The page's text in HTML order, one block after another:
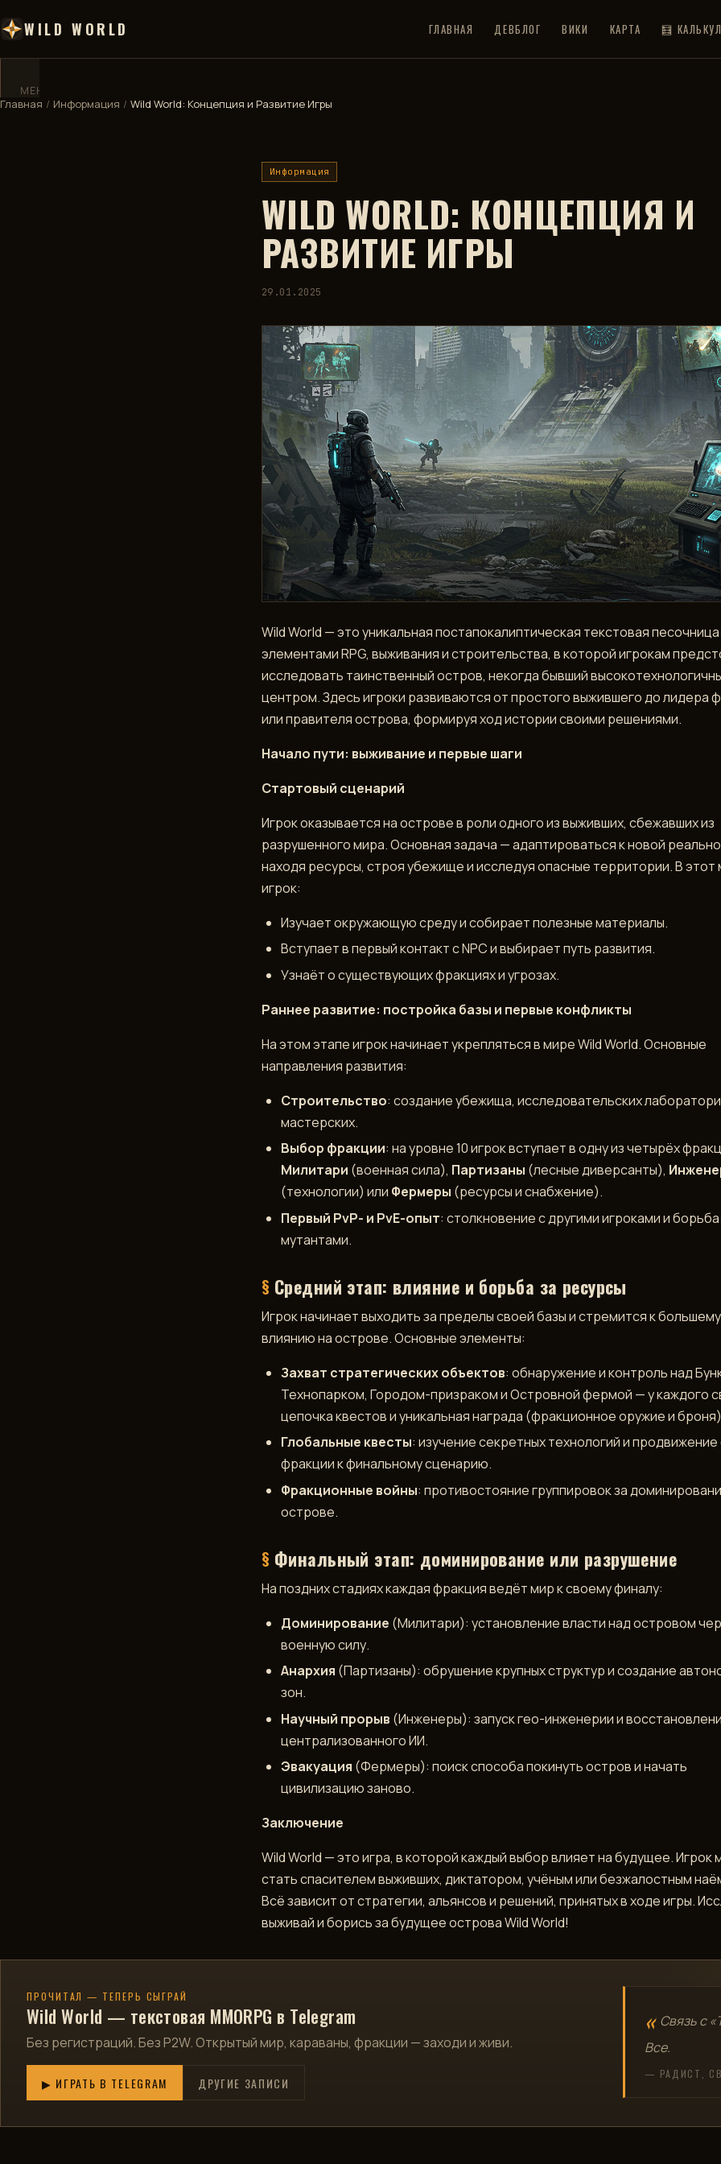
WILD WORLD ГЛАВНАЯ ДЕВБЛОГ ВИКИ КАРТА 🧮
МЕНЮ
Главная / Информация / Wild World: Концепция и Развитие Игры
Информация
WILD WORLD: КОНЦЕПЦИЯ И
РАЗВИТИЕ ИГРЫ
29.01.2025
Wild World — это уникальная постапокалиптическая текстовая
элементами RPG, выживания и строительства, в которой игрокам
исследовать таинственный остров, некогда бывший
центром. Здесь игроки развиваются от простого выжившего до лидера
или правителя острова, формируя ход истории своими решениями.
Начало пути: выживание и первые шаги
Стартовый сценарий
Игрок оказывается на острове в роли одного из выживших, сбежавших из
разрушенного мира. Основная задача — адаптироваться к новой
находя ресурсы, строя убежище и исследуя опасные территории. В
игрок:
Изучает окружающую среду и собирает полезные материалы.
Вступает в первый контакт с NPC и выбирает путь развития.
Узнаёт о существующих фракциях и угрозах.
Раннее развитие: постройка базы и первые конфликты
На этом этапе игрок начинает укрепляться в мире Wild World. Основные
направления развития:
Строительство: создание убежища, исследовательских
мастерских.
Выбор фракции: на уровне 10 игрок вступает в одну из четырёх
Милитари (военная сила), Партизаны (лесные диверсанты),
(технологии) или Фермеры (ресурсы и снабжение).
Первый PvP- и PvE-опыт: столкновение с другими игроками и
мутантами.
Средний этап: влияние и борьба за ресурсы
Игрок начинает выходить за пределы своей базы и стремится к большему
влиянию на острове. Основные элементы:
Захват стратегических объектов: обнаружение и контроль над
Технопарком, Городом-призраком и Островной фермой — у каждого
цепочка квестов и уникальная награда (фракционное оружие и
Глобальные квесты: изучение секретных технологий и
фракции к финальному сценарию.
Фракционные войны: противостояние группировок за
острове.
Финальный этап: доминирование или разрушение
На поздних стадиях каждая фракция ведёт мир к своему финалу:
Доминирование (Милитари): установление власти над островом
военную силу.
Анархия (Партизаны): обрушение крупных структур и создание
зон.
Научный прорыв (Инженеры): запуск гео-инженерии и
централизованного ИИ.
Эвакуация (Фермеры): поиск способа покинуть остров и начать
цивилизацию заново.
Заключение
Wild World — это игра, в которой каждый выбор влияет на будущее. Игрок
стать спасителем выживших, диктатором, учёным или безжалостным
Всё зависит от стратегии, альянсов и решений, принятых в ходе игры.
выживай и борись за будущее острова Wild World!
ПРОЧИТАЛ — ТЕПЕРЬ СЫГРАЙ
Wild World — текстовая MMORPG в Telegram
Без регистраций. Без P2W. Открытый мир, караваны, фракции — заходи и живи.
▶ ИГРАТЬ В TELEGRAM ДРУГИЕ ЗАПИСИ
Связь с
Все.
— РАДИСТ,